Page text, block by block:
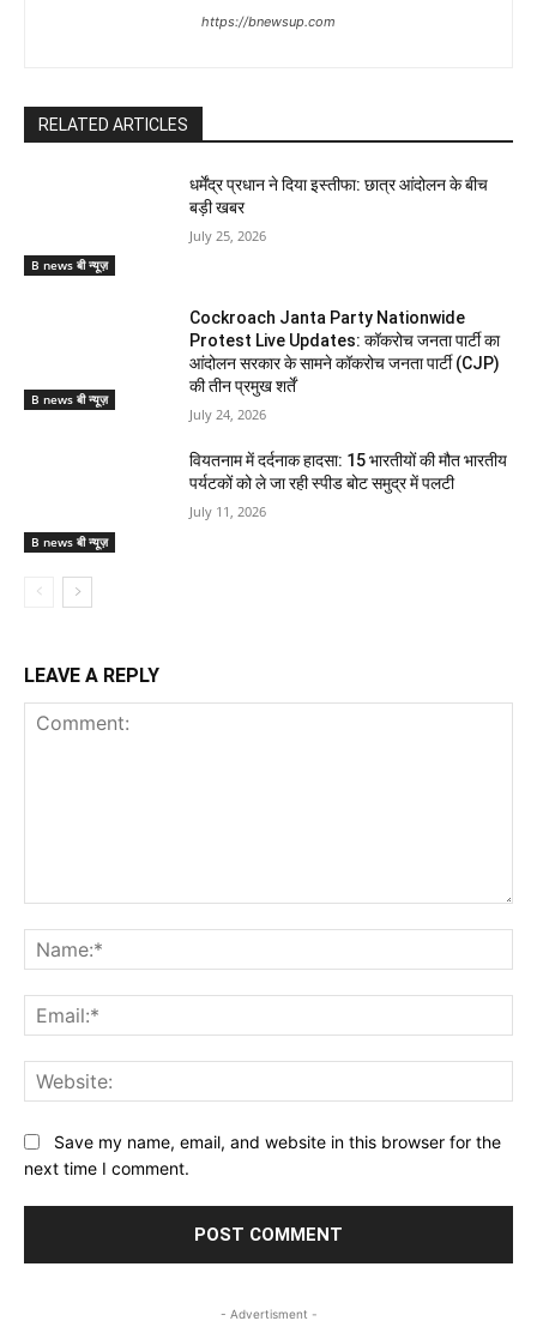
https://bnewsup.com
RELATED ARTICLES
B news बी न्यूज़
धर्मेंद्र प्रधान ने दिया इस्तीफा: छात्र आंदोलन के बीच
बड़ी खबर
July 25, 2026
B news बी न्यूज़
Cockroach Janta Party Nationwide
Protest Live Updates: कॉकरोच जनता पार्टी का
आंदोलन सरकार के सामने कॉकरोच जनता पार्टी (CJP)
की तीन प्रमुख शर्तें
July 24, 2026
B news बी न्यूज़
वियतनाम में दर्दनाक हादसा: 15 भारतीयों की मौत भारतीय
पर्यटकों को ले जा रही स्पीड बोट समुद्र में पलटी
July 11, 2026
LEAVE A REPLY
Save my name, email, and website in this browser for the
next time I comment.
- Advertisment -